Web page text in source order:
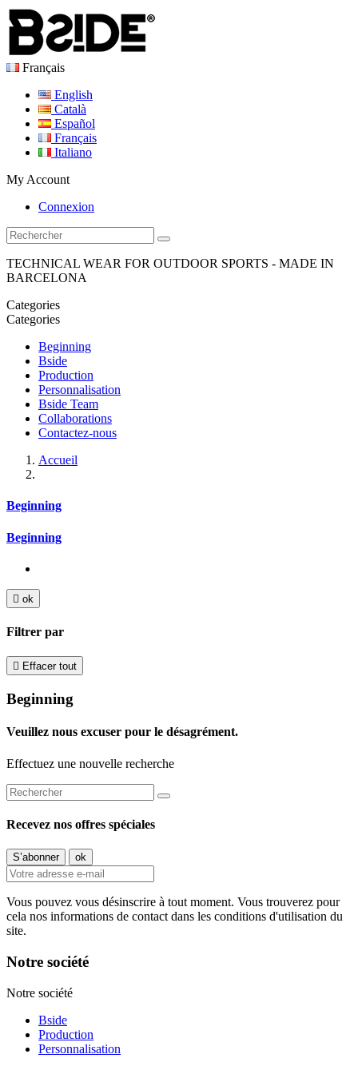
Français
English
Català
Español
Français
Italiano
My Account
Connexion
TECHNICAL WEAR FOR OUTDOOR SPORTS - MADE IN
BARCELONA
Categories
Categories
Beginning
Bside
Production
Personnalisation
Bside Team
Collaborations
Contactez-nous
Accueil
Beginning
Beginning
 ok
Filtrer par
 Effacer tout
Beginning
Veuillez nous excuser pour le désagrément.
Effectuez une nouvelle recherche
Recevez nos offres spéciales
Vous pouvez vous désinscrire à tout moment. Vous trouverez pour
cela nos informations de contact dans les conditions d'utilisation du
site.
Notre société
Notre société
Bside
Production
Personnalisation